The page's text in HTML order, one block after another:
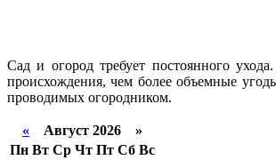
Сад и огород требует постоянного
происхождения, чем более объемные
проводимых огородником.
« Август 2026 »
Пн Вт Ср Чт Пт Сб Вс